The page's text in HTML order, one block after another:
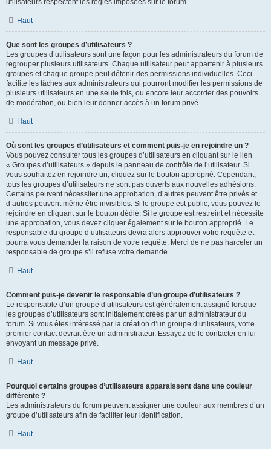
utilisateurs respectent les règles imposées sur le forum.
Haut
Que sont les groupes d’utilisateurs ?
Les groupes d’utilisateurs sont une façon pour les administrateurs du forum de
regrouper plusieurs utilisateurs. Chaque utilisateur peut appartenir à plusieurs
groupes et chaque groupe peut détenir des permissions individuelles. Ceci
facilite les tâches aux administrateurs qui pourront modifier les permissions de
plusieurs utilisateurs en une seule fois, ou encore leur accorder des pouvoirs
de modération, ou bien leur donner accès à un forum privé.
Haut
Où sont les groupes d’utilisateurs et comment puis-je en rejoindre un ?
Vous pouvez consulter tous les groupes d’utilisateurs en cliquant sur le lien
« Groupes d’utilisateurs » depuis le panneau de contrôle de l’utilisateur. Si
vous souhaitez en rejoindre un, cliquez sur le bouton approprié. Cependant,
tous les groupes d’utilisateurs ne sont pas ouverts aux nouvelles adhésions.
Certains peuvent nécessiter une approbation, d’autres peuvent être privés et
d’autres peuvent même être invisibles. Si le groupe est public, vous pouvez le
rejoindre en cliquant sur le bouton dédié. Si le groupe est restreint et nécessite
une approbation, vous devez cliquer également sur le bouton approprié. Le
responsable du groupe d’utilisateurs devra alors approuver votre requête et
pourra vous demander la raison de votre requête. Merci de ne pas harceler un
responsable de groupe s’il refuse votre demande.
Haut
Comment puis-je devenir le responsable d’un groupe d’utilisateurs ?
Le responsable d’un groupe d’utilisateurs est généralement assigné lorsque
les groupes d’utilisateurs sont initialement créés par un administrateur du
forum. Si vous êtes intéressé par la création d’un groupe d’utilisateurs, votre
premier contact devrait être un administrateur. Essayez de le contacter en lui
envoyant un message privé.
Haut
Pourquoi certains groupes d’utilisateurs apparaissent dans une couleur
différente ?
Les administrateurs du forum peuvent assigner une couleur aux membres d’un
groupe d’utilisateurs afin de faciliter leur identification.
Haut